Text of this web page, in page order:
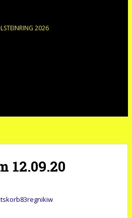
2026
12.09.20